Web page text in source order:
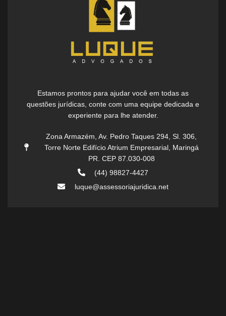
Estamos prontos para ajudar você em todas as
questões jurídicas, conte com uma equipe dedicada e
experiente para lhe atender.
Zona Armazém, Av. Pedro Taques 294, Sl. 306,
Torre Norte Edifício Atrium Empresarial, Maringá
PR. CEP 87.030-008
(44) 98827-4427
luque@assessoriajuridica.net